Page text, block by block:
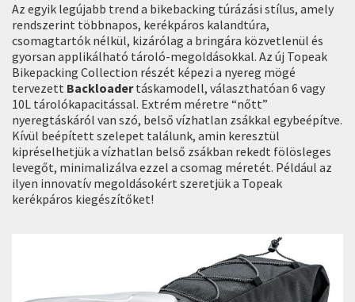
Az egyik legújabb trend a bikebacking túrázási stílus, amely
rendszerint többnapos, kerékpáros kalandtúra,
csomagtartók nélkül, kizárólag a bringára közvetlenül és
gyorsan applikálható tároló-megoldásokkal. Az új Topeak
Bikepacking Collection részét képezi a nyereg mögé
tervezett Backloadertáskamodell, választhatóan 6 vagy
10L tárolókapacitással. Extrém méretre “nőtt”
nyeregtáskáról van szó, belső vízhatlan zsákkal egybeépítve.
Kívül beépített szelepet találunk, amin keresztül
kipréselhetjük a vízhatlan belső zsákban rekedt fölösleges
levegőt, minimalizálva ezzel a csomag méretét. Például az
ilyen innovatív megoldásokért szeretjük a Topeak
kerékpáros kiegészítőket!